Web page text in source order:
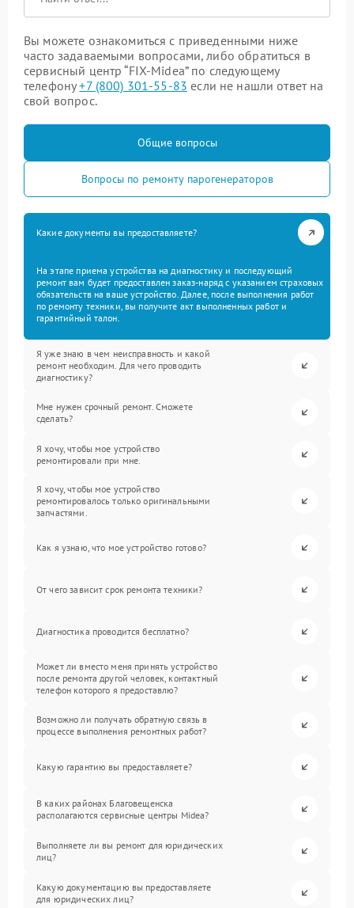
Вы можете ознакомиться с приведенными ниже
часто задаваемыми вопросами, либо обратиться в
сервисный центр “FIX-Midea” по следующему
телефону+7 (800) 301-55-83 если не нашли ответ на
свой вопрос.
Общие вопросы
Вопросы по ремонту парогенераторов
Какие документы вы предоставляете?
На этапе приема устройства на диагностику и последующий
ремонт вам будет предоставлен заказ-наряд с указанием страховых
обязательств на ваше устройство. Далее, после выполнения работ
по ремонту техники, вы получите акт выполненных работ и
гарантийный талон.
Я уже знаю в чем неисправность и какой
ремонт необходим. Для чего проводить
диагностику?
Мне нужен срочный ремонт. Сможете
сделать?
Я хочу, чтобы мое устройство
ремонтировали при мне.
Я хочу, чтобы мое устройство
ремонтировалось только оригинальными
запчастями.
Как я узнаю, что мое устройство готово?
От чего зависит срок ремонта техники?
Диагностика проводится бесплатно?
Может ли вместо меня принять устройство
после ремонта другой человек, контактный
телефон которого я предоставлю?
Возможно ли получать обратную связь в
процессе выполнения ремонтных работ?
Какую гарантию вы предоставляете?
В каких районах Благовещенска
располагаются сервисные центры Midea?
Выполняете ли вы ремонт для юридических
лиц?
Какую документацию вы предоставляете
для юридических лиц?